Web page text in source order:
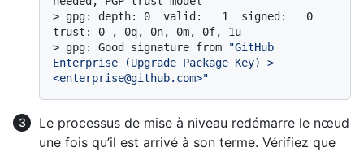
> gpg: depth: 0  valid:   1  signed:   0
trust: 0-, 0q, 0n, 0m, 0f, 1u
> gpg: Good signature from
"GitHub
Enterprise (Upgrade Package Key) >
<enterprise@github.com>"
Le processus de mise à niveau redémarre le nœud
une fois qu’il est arrivé à son terme. Vérifiez que